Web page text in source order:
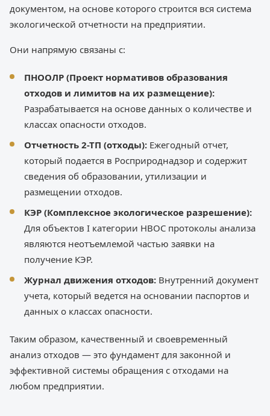
документом, на основе которого строится вся система
экологической отчетности на предприятии.
Они напрямую связаны с:
ПНООЛР (Проект нормативов образования
отходов и лимитов на их размещение):
Разрабатывается на основе данных о количестве и
классах опасности отходов.
Отчетность 2-ТП (отходы): Ежегодный отчет,
который подается в Росприроднадзор и содержит
сведения об образовании, утилизации и
размещении отходов.
КЭР (Комплексное экологическое разрешение):
Для объектов I категории НВОС протоколы анализа
являются неотъемлемой частью заявки на
получение КЭР.
Журнал движения отходов: Внутренний документ
учета, который ведется на основании паспортов и
данных о классах опасности.
Таким образом, качественный и своевременный
анализ отходов — это фундамент для законной и
эффективной системы обращения с отходами на
любом предприятии.